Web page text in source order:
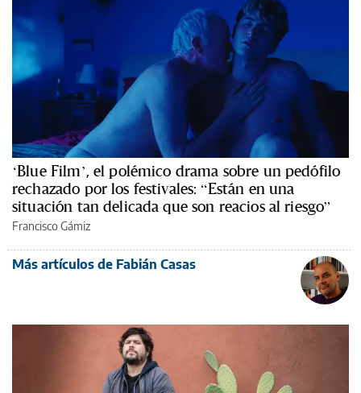
‘Blue Film’, el polémico drama sobre un pedófilo
rechazado por los festivales: “Están en una
situación tan delicada que son reacios al riesgo”
Francisco Gámiz
Más artículos de Fabián Casas